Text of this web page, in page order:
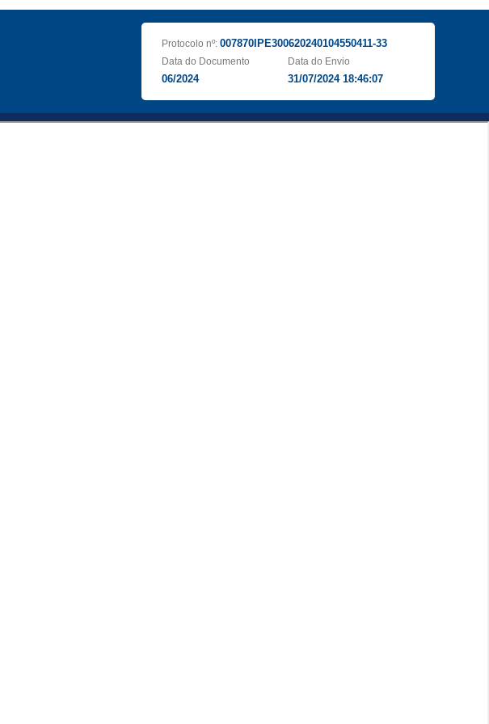
Protocolo nº: 007870IPE300620240104550411-33
Data do Documento
06/2024
Data do Envio
31/07/2024 18:46:07